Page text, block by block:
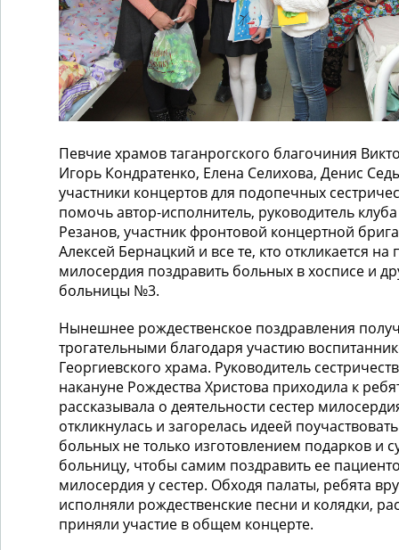
Певчие храмов таганрогского благочиния
Игорь Кондратенко, Елена Селихова, Денис
участники концертов для подопечных
помочь автор-исполнитель, руководитель
Резанов, участник фронтовой концертной
Алексей Бернацкий и все те, кто откликается
милосердия поздравить больных в хосписе и
больницы №3.
Нынешнее рождественское поздравления
трогательными благодаря участию
Георгиевского храма. Руководитель
накануне Рождества Христова приходила к
рассказывала о деятельности сестер
откликнулась и загорелась идеей
больных не только изготовлением подарков и
больницу, чтобы самим поздравить ее
милосердия у сестер. Обходя палаты, ребята
исполняли рождественские песни и колядки,
приняли участие в общем концерте.